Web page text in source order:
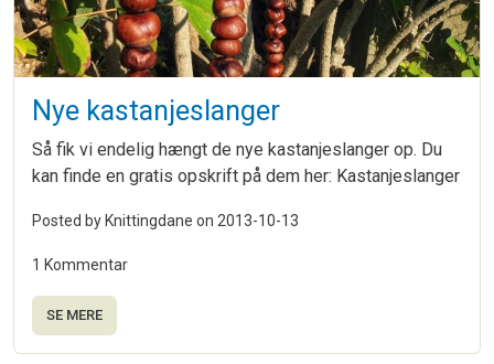
Nye kastanjeslanger
Så fik vi endelig hængt de nye kastanjeslanger op. Du
kan finde en gratis opskrift på dem her: Kastanjeslanger
Posted by Knittingdane on 2013-10-13
1 Kommentar
SE MERE